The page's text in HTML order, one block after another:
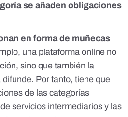
se añaden obligaciones
en forma de muñecas
una plataforma online no
sino que también la
Por tanto, tiene que
de las categorías
servicios intermediarios y las